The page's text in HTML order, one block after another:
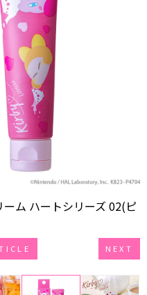
ム ハートシリーズ 02(ピ
NEXT